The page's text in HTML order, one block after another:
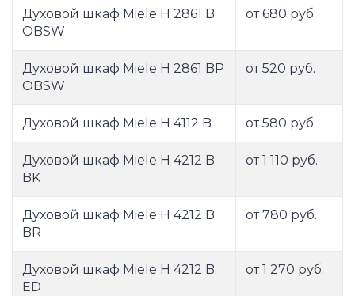
Духовой шкаф Miele H 2861 B
OBSW
от 680 руб.
Духовой шкаф Miele H 2861 BP
OBSW
от 520 руб.
Духовой шкаф Miele H 4112 B от 580 руб.
Духовой шкаф Miele H 4212 B
BK
от 1 110 руб.
Духовой шкаф Miele H 4212 B
BR
от 780 руб.
Духовой шкаф Miele H 4212 B
ED
от 1 270 руб.